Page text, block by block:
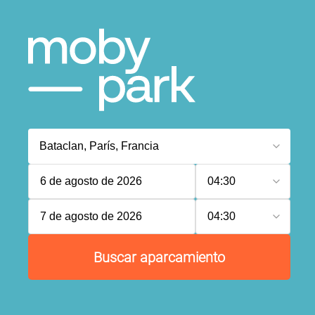
6 de agosto de 2026 04:30
7 de agosto de 2026 04:30
Buscar aparcamiento